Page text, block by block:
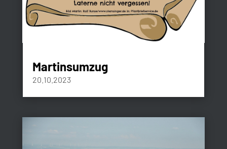
Martinsumzug
20.10.2023